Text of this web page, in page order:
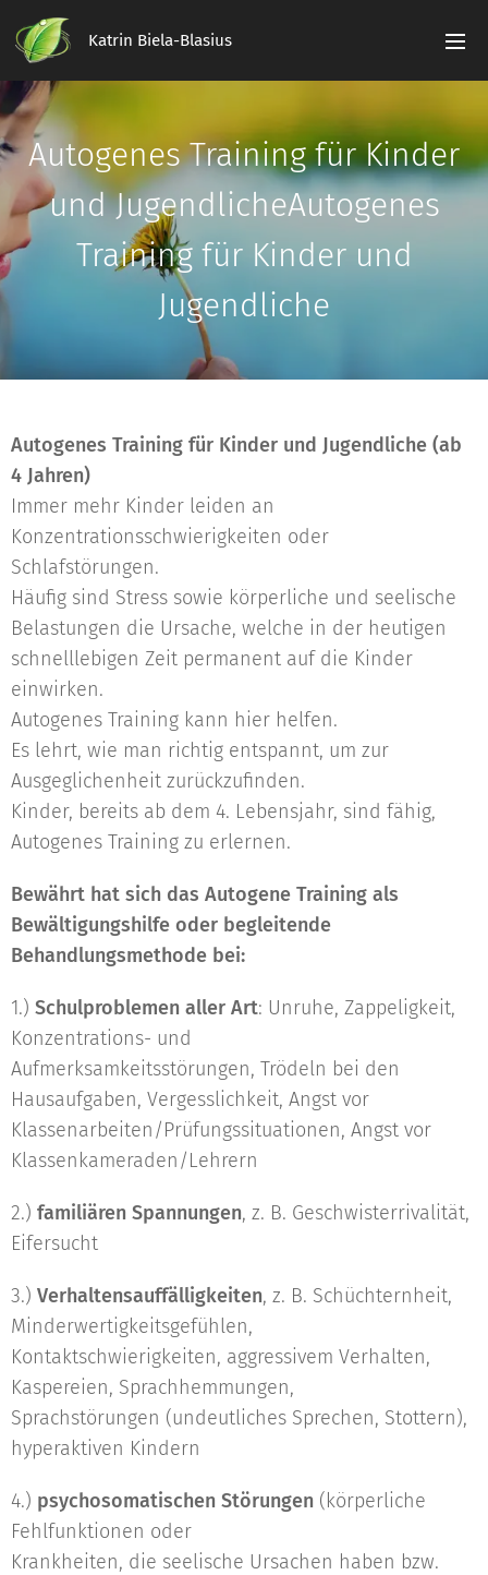
Katrin Biela-Blasius
Autogenes Training für Kinder
und JugendlicheAutogenes
Training für Kinder und
Jugendliche
Autogenes Training für Kinder und Jugendliche (ab
4 Jahren)
Immer mehr Kinder leiden an
Konzentrationsschwierigkeiten oder
Schlafstörungen.
Häufig sind Stress sowie körperliche und seelische
Belastungen die Ursache, welche in der heutigen
schnelllebigen Zeit permanent auf die Kinder
einwirken.
Autogenes Training kann hier helfen.
Es lehrt, wie man richtig entspannt, um zur
Ausgeglichenheit zurückzufinden.
Kinder, bereits ab dem 4. Lebensjahr, sind fähig,
Autogenes Training zu erlernen.
Bewährt hat sich das Autogene Training als
Bewältigungshilfe oder begleitende
Behandlungsmethode bei:
1.) Schulproblemen aller Art: Unruhe, Zappeligkeit,
Konzentrations- und
Aufmerksamkeitsstörungen, Trödeln bei den
Hausaufgaben, Vergesslichkeit, Angst vor
Klassenarbeiten/Prüfungssituationen, Angst vor
Klassenkameraden/Lehrern
2.) familiären Spannungen, z. B. Geschwisterrivalität,
Eifersucht
3.) Verhaltensauffälligkeiten, z. B. Schüchternheit,
Minderwertigkeitsgefühlen,
Kontaktschwierigkeiten, aggressivem Verhalten,
Kaspereien, Sprachhemmungen,
Sprachstörungen (undeutliches Sprechen, Stottern),
hyperaktiven Kindern
4.) psychosomatischen Störungen (körperliche
Fehlfunktionen oder
Krankheiten, die seelische Ursachen haben bzw.